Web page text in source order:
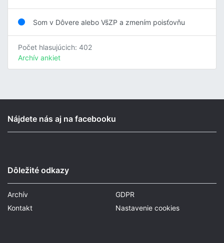
Som v Dôvere alebo VšZP a zmením poisťovňu
Počet hlasujúcich: 402
Archív ankiet
Nájdete nás aj na facebooku
Dôležité odkazy
Archív
Kontakt
GDPR
Nastavenie cookies